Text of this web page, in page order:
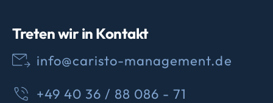
Treten wir in Kontakt
info@caristo-management.de
+49 40 36 / 88 086 - 71